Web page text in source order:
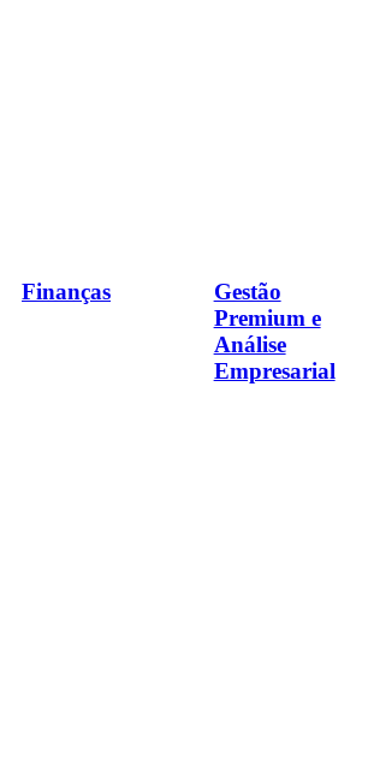
Finanças
Gestão
Premium e
Análise
Empresarial